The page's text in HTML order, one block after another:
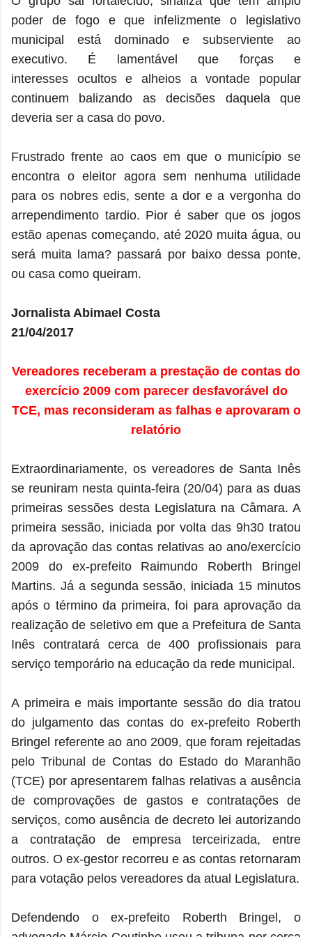
poder de fogo e que infelizmente o legislativo
municipal está dominado e subserviente ao
executivo. É lamentável que forças e
interesses ocultos e alheios a vontade popular
continuem balizando as decisões daquela que
deveria ser a casa do povo.
Frustrado frente ao caos em que o município se
encontra o eleitor agora sem nenhuma utilidade
para os nobres edis, sente a dor e a vergonha do
arrependimento tardio. Pior é saber que os jogos
estão apenas começando, até 2020 muita água, ou
será muita lama? passará por baixo dessa ponte,
ou casa como queiram.
Jornalista Abimael Costa
21/04/2017
Vereadores receberam a prestação de contas do
exercício 2009 com parecer desfavorável do
TCE, mas reconsideram as falhas e aprovaram o
relatório
Extraordinariamente, os vereadores de Santa Inês
se reuniram nesta quinta-feira (20/04) para as duas
primeiras sessões desta Legislatura na Câmara. A
primeira sessão, iniciada por volta das 9h30 tratou
da aprovação das contas relativas ao ano/exercício
2009 do ex-prefeito Raimundo Roberth Bringel
Martins. Já a segunda sessão, iniciada 15 minutos
após o término da primeira, foi para aprovação da
realização de seletivo em que a Prefeitura de Santa
Inês contratará cerca de 400 profissionais para
serviço temporário na educação da rede municipal.
A primeira e mais importante sessão do dia tratou
do julgamento das contas do ex-prefeito Roberth
Bringel referente ao ano 2009, que foram rejeitadas
pelo Tribunal de Contas do Estado do Maranhão
(TCE) por apresentarem falhas relativas a ausência
de comprovações de gastos e contratações de
serviços, como ausência de decreto lei autorizando
a contratação de empresa terceirizada, entre
outros. O ex-gestor recorreu e as contas retornaram
para votação pelos vereadores da atual Legislatura.
Defendendo o ex-prefeito Roberth Bringel, o